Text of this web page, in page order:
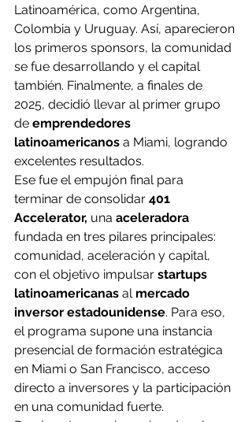
Latinoamérica, como Argentina,
Colombia y Uruguay. Así, aparecieron
los primeros sponsors, la comunidad
se fue desarrollando y el capital
también. Finalmente, a finales de
2025, decidió llevar al primer grupo
de emprendedores
latinoamericanos a Miami, logrando
excelentes resultados.
Ese fue el empujón final para
terminar de consolidar 401
Accelerator, una aceleradora
fundada en tres pilares principales:
comunidad, aceleración y capital,
con el objetivo impulsar startups
latinoamericanas al mercado
inversor estadounidense. Para eso,
el programa supone una instancia
presencial de formación estratégica
en Miami o San Francisco, acceso
directo a inversores y la participación
en una comunidad fuerte.